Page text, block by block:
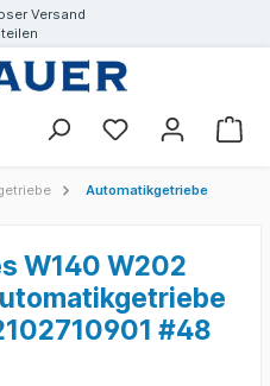
Versand
Automatikgetriebe
W140 W202
#48